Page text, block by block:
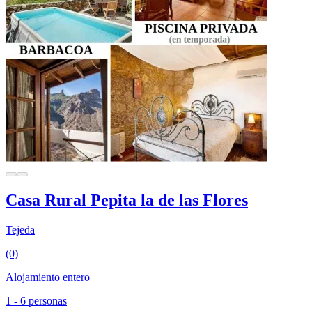
Casa Rural Pepita la de las Flores
Tejeda
(0)
Alojamiento entero
1 - 6 personas